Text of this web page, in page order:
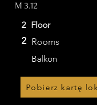
M 3.12
2 Floor
2 Rooms
Balkon
Pobierz kartę